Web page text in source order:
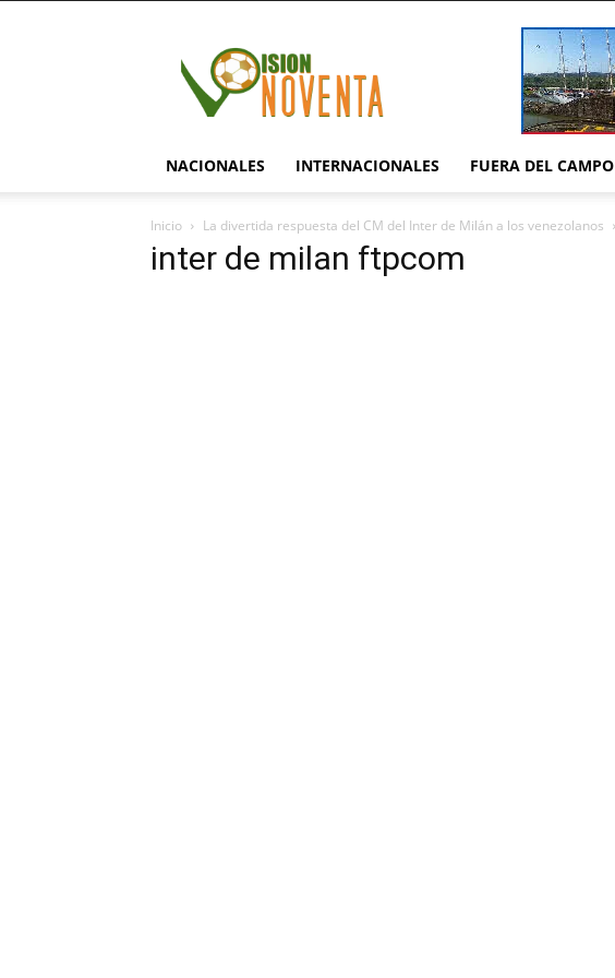
NACIONALES INTERNACIONALES FUERA DEL CAMPO
Inicio La divertida respuesta del CM del Inter de Milán a los venezolanos
inter de milan ftpcom